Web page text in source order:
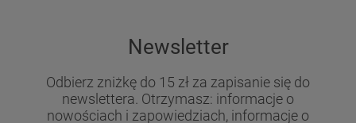
Newsletter
​​​​​​​Odbierz zniżkę do 15 zł za zapisanie się do
newslettera. Otrzymasz: informacje o
nowościach i zapowiedziach, informacje o